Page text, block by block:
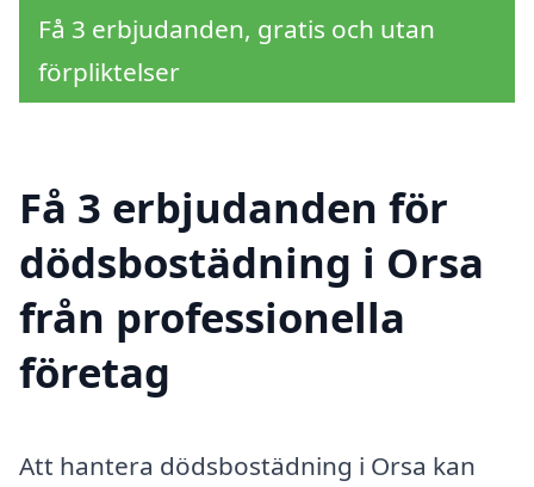
Få 3 erbjudanden, gratis och utan
förpliktelser
Få 3 erbjudanden för
dödsbostädning i Orsa
från professionella
företag
Att hantera dödsbostädning i Orsa kan